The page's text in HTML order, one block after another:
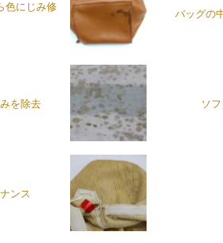
色にじみ修
バッグの
を除去 ソ
ンス